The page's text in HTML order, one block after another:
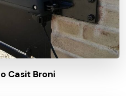
Casit Broni